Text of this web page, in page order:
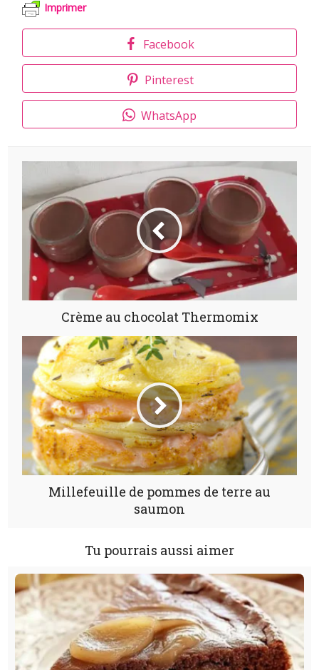
Imprimer
Facebook
Pinterest
WhatsApp
Crème au chocolat Thermomix
Millefeuille de pommes de terre au
saumon
Tu pourrais aussi aimer